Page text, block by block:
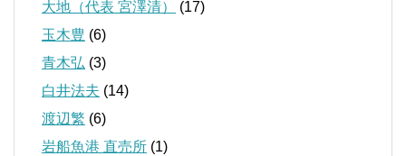
大地（代表 宮澤清）
(17)
玉木豊 (6)
青木弘 (3)
白井法夫 (14)
渡辺繁 (6)
岩船魚港 直売所 (1)